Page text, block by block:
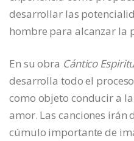
desarrollar las
hombre para alcanzar la
En su obra Cántico
desarrolla todo el
como objeto conducir a
amor. Las canciones irán
cúmulo importante de